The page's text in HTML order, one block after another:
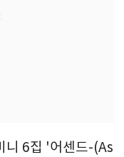
니 6집 '어센드-(As